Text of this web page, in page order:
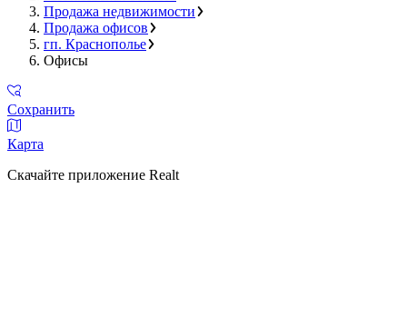
Продажа недвижимости
Продажа офисов
гп. Краснополье
Офисы
Сохранить
Карта
Скачайте приложение Realt